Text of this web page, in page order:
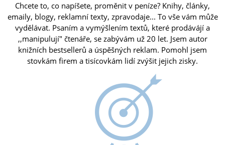
Chcete to, co napíšete, proměnit v peníze? Knihy, články,
emaily, blogy, reklamní texty, zpravodaje... To vše vám může
vydělávat. Psaním a vymýšlením textů, které prodávájí a
,,manipulují" čtenáře, se zabývám už 20 let. Jsem autor
knižních bestsellerů a úspěšných reklam. Pomohl jsem
stovkám firem a tisícovkám lidí zvýšit jejich zisky.